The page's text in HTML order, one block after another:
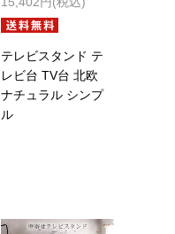
テレビスタンド テ
レビ台 TV台 北欧
ナチュラル シンプ
ル